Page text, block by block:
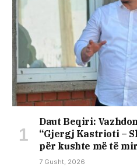
Daut Beqiri:
“Gjergj Kastrioti –
për kushte më të
7 Gusht, 2026